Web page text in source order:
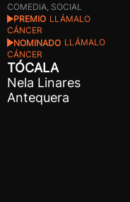
COMEDIA, SOCIAL
PREMIO LLÁMALO
CÁNCER
NOMINADO LLÁMALO
CÁNCER
TÓCALA
Nela Linares
Antequera